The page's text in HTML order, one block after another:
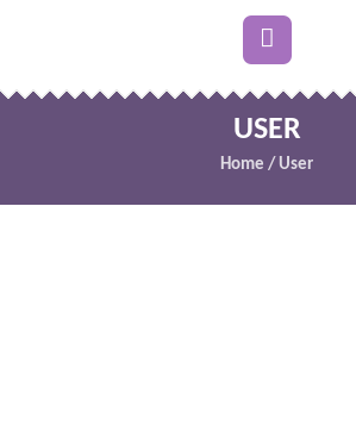
USER
Home / User